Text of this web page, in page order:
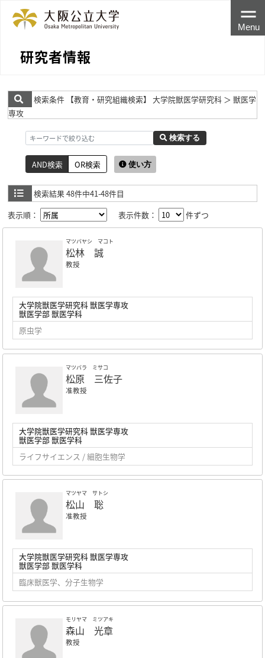
研究者情報
Menu
検索条件 【教育・研究組織検索】 大学院獣医学研究科 ＞ 獣医学
専攻
検索する
AND検索 OR検索 使い方
検索結果 48件中41-48件目
表示順：
表示件数： 件ずつ
マツバヤシ マコト
松林 誠
教授
大学院獣医学研究科 獣医学専攻
獣医学部 獣医学科
原虫学
マツバラ ミサコ
松原 三佐子
准教授
大学院獣医学研究科 獣医学専攻
獣医学部 獣医学科
ライフサイエンス / 細胞生物学
マツヤマ サトシ
松山 聡
准教授
大学院獣医学研究科 獣医学専攻
獣医学部 獣医学科
臨床獣医学、分子生物学
モリヤマ ミツアキ
森山 光章
教授